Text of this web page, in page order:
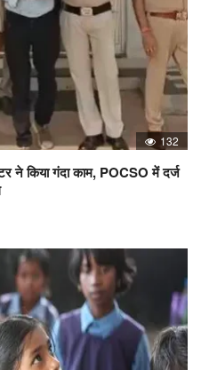
132
ने किया गंदा काम, POCSO में दर्ज